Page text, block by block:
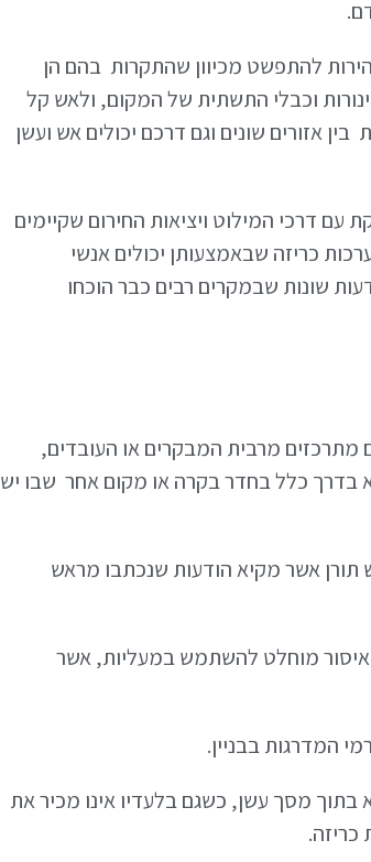
להתפשט מכיוון שהתקרות בהם הן
וכבלי התשתית של המקום, ולאש קל
אזורים שונים וגם דרכם יכולים אש ועשן
דרכי המילוט ויציאות החירום שקיימים
כריזה שבאמצעותן יכולים אנשי
שונות שבמקרים רבים כבר הוכחו
מרבית המבקרים או העובדים,
בדרך כלל בחדר בקרה או מקום אחר שבו יש
אשר מקיא הודעות שנכתבו מראש
מוחלט להשתמש במעליות, אשר
המדרגות בבניין.
בתוך מסך עשן, כשגם בלעדיו אינו מכיר את